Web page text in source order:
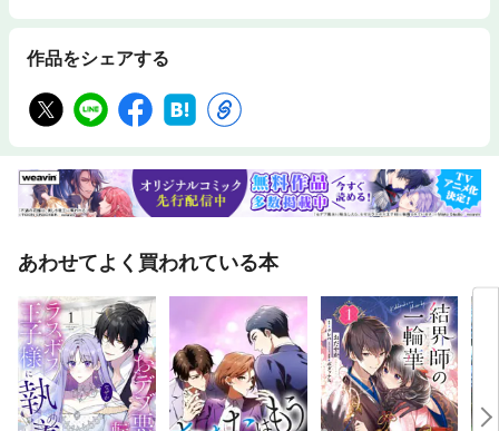
作品をシェアする
あわせてよく買われている本